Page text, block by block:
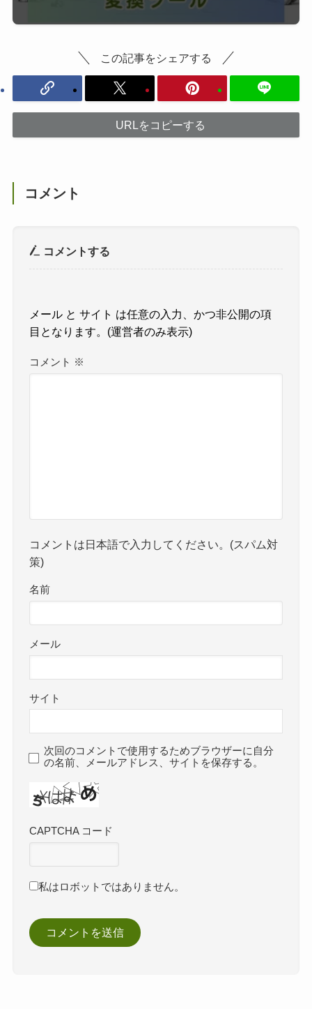
この記事をシェアする
URLをコピーする
コメント
コメントする
コメント ※
コメントは日本語で入力してください。(スパム対
策)
名前
メール
サイト
次回のコメントで使用するためブラウザーに自分
の名前、メールアドレス、サイトを保存する。
CAPTCHA コード
私はロボットではありません。